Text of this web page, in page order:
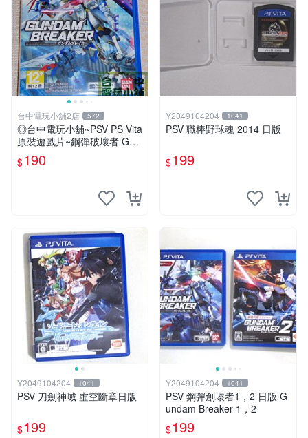
台中電玩小舖2店 572
◎台中電玩小舖~PSV PS Vita
原裝遊戲片~鋼彈破壞者 Gun
dam Breaker ~190
$190
Y2049104204 1041
PSV 職棒野球魂 2014 日版
$199
Y2049104204 1041
PSV 刀劍神域 虛空斷章日版
$199
Y2049104204 1041
PSV 鋼彈創壞者1，2 日版 G
undam Breaker 1，2
$199